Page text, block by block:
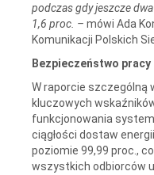
podczas gdy jeszcze
1,6 proc. – mówi Ada
Komunikacji Polskich
Bezpieczeństwo
W raporcie szczególną
kluczowych
funkcjonowania
ciągłości dostaw
poziomie 99,99 proc.,
wszystkich odbiorców